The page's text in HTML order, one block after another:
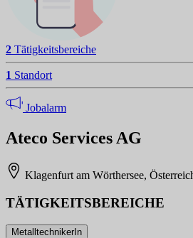
2 Tätigkeitsbereiche
1 Standort
Jobalarm
Ateco Services AG
Klagenfurt am Wörthersee,
TÄTIGKEITSBEREICHE
MetalltechnikerIn